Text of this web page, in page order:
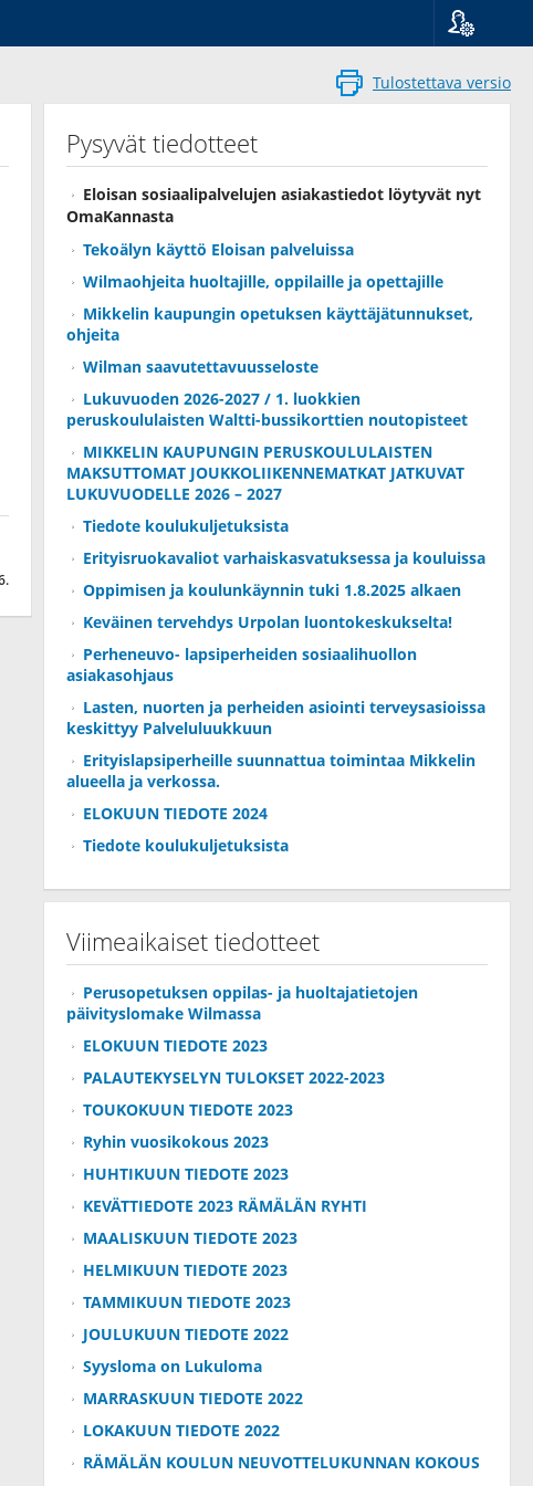
Suomi
Svenska
Tulostettava versio
Pysyvät tiedotteet
Eloisan sosiaalipalvelujen asiakastiedot löytyvät nyt
OmaKannasta
Tekoälyn käyttö Eloisan palveluissa
Wilmaohjeita huoltajille, oppilaille ja opettajille
Mikkelin kaupungin opetuksen käyttäjätunnukset,
ohjeita
Wilman saavutettavuusseloste
Lukuvuoden 2026-2027 / 1. luokkien
peruskoululaisten Waltti-bussikorttien noutopisteet
MIKKELIN KAUPUNGIN PERUSKOULULAISTEN
MAKSUTTOMAT JOUKKOLIIKENNEMATKAT JATKUVAT
LUKUVUODELLE 2026 – 2027
Tiedote koulukuljetuksista
Erityisruokavaliot varhaiskasvatuksessa ja kouluissa
Oppimisen ja koulunkäynnin tuki 1.8.2025 alkaen
Keväinen tervehdys Urpolan luontokeskukselta!
Perheneuvo- lapsiperheiden sosiaalihuollon
asiakasohjaus
Lasten, nuorten ja perheiden asiointi terveysasioissa
keskittyy Palveluluukkuun
Erityislapsiperheille suunnattua toimintaa Mikkelin
alueella ja verkossa.
ELOKUUN TIEDOTE 2024
Tiedote koulukuljetuksista
Viimeaikaiset tiedotteet
Perusopetuksen oppilas- ja huoltajatietojen
päivityslomake Wilmassa
ELOKUUN TIEDOTE 2023
PALAUTEKYSELYN TULOKSET 2022-2023
TOUKOKUUN TIEDOTE 2023
Ryhin vuosikokous 2023
HUHTIKUUN TIEDOTE 2023
KEVÄTTIEDOTE 2023 RÄMÄLÄN RYHTI
MAALISKUUN TIEDOTE 2023
HELMIKUUN TIEDOTE 2023
TAMMIKUUN TIEDOTE 2023
JOULUKUUN TIEDOTE 2022
Syysloma on Lukuloma
MARRASKUUN TIEDOTE 2022
LOKAKUUN TIEDOTE 2022
RÄMÄLÄN KOULUN NEUVOTTELUKUNNAN KOKOUS